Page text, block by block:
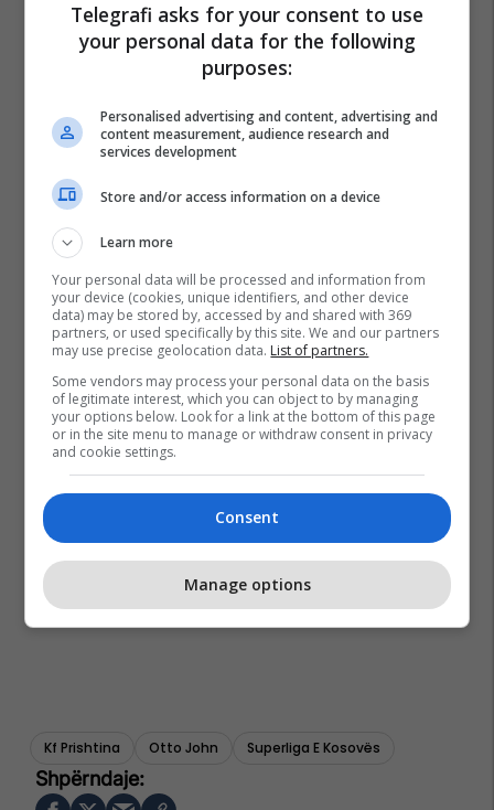
Kf Prishtina Otto John Superliga E Kosovës
Telegrafi asks for your consent to use
your personal data for the following
purposes:
Personalised advertising and content, advertising and
content measurement, audience research and
services development
Store and/or access information on a device
Learn more
Your personal data will be processed and information from
your device (cookies, unique identifiers, and other device
data) may be stored by, accessed by and shared with 369
partners, or used specifically by this site. We and our partners
may use precise geolocation data. List of partners.
Some vendors may process your personal data on the basis
of legitimate interest, which you can object to by managing
your options below. Look for a link at the bottom of this page
or in the site menu to manage or withdraw consent in privacy
and cookie settings.
Consent
Manage options